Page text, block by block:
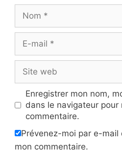
mail
web
Enregistrer mon nom,
dans le navigateur pour
commentaire.
Prévenez-moi par e-mail
mon commentaire.